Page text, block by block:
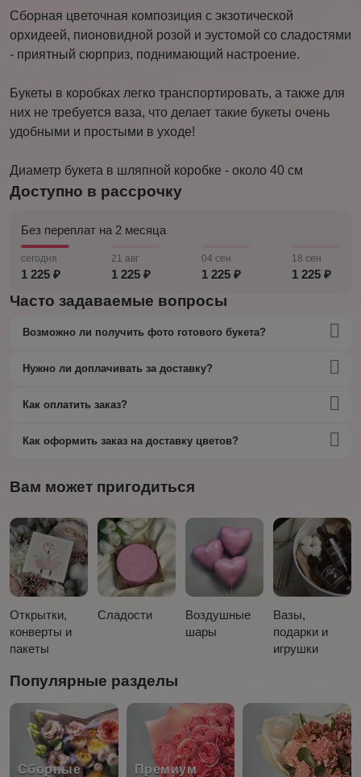
Сборная цветочная композиция с экзотической
орхидеей, пионовидной розой и эустомой со сладостями
- приятный сюрприз, поднимающий настроение.
Букеты в коробках легко транспортировать, а также для
них не требуется ваза, что делает такие букеты очень
удобными и простыми в уходе!
Диаметр букета в шляпной коробке - около 40 см
Доступно в рассрочку
Без переплат на 2 месяца
сегодня
1 225 ₽
21 авг
1 225 ₽
04 сен
1 225 ₽
18 сен
1 225 ₽
Часто задаваемые вопросы
Возможно ли получить фото готового букета?
Нужно ли доплачивать за доставку?
Как оплатить заказ?
Как оформить заказ на доставку цветов?
Вам может пригодиться
Открытки,
конверты и
пакеты
Сладости
Воздушные
шары
Вазы,
подарки и
игрушки
Популярные разделы
Сборные
Премиум